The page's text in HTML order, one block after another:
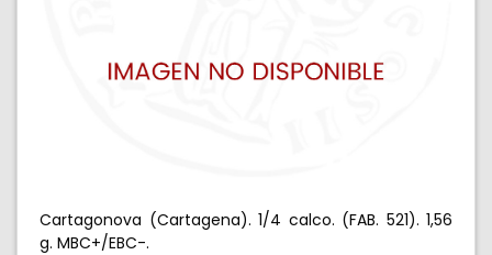
Cartagonova (Cartagena). 1/4 calco. (FAB. 521). 1,56
g. MBC+/EBC-.